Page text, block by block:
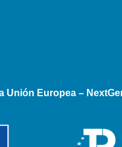
Unión Europea –